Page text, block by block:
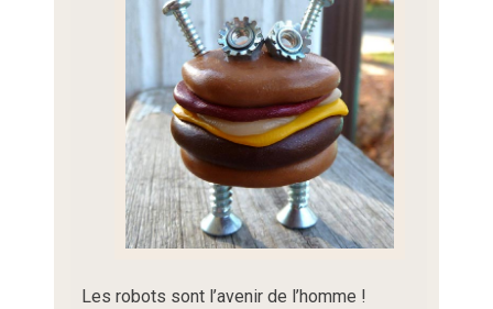
Les robots sont l’avenir de l’homme !